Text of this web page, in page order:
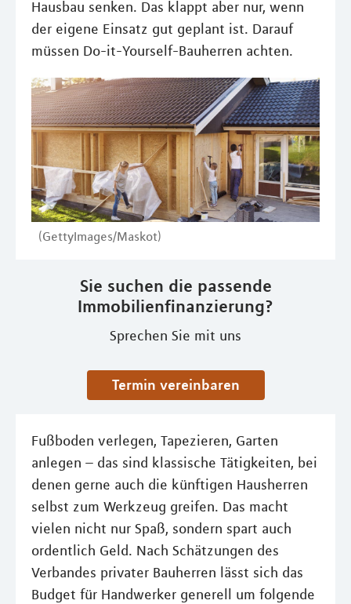
Hausbau senken. Das klappt aber nur, wenn
der eigene Einsatz gut geplant ist. Darauf
müssen Do-it-Yourself-Bauherren achten.
(GettyImages/Maskot)
Sie suchen die passende
Immobilienfinanzierung?
Sprechen Sie mit uns
Termin vereinbaren
Fußboden verlegen, Tapezieren, Garten
anlegen – das sind klassische Tätigkeiten, bei
denen gerne auch die künftigen Hausherren
selbst zum Werkzeug greifen. Das macht
vielen nicht nur Spaß, sondern spart auch
ordentlich Geld. Nach Schätzungen des
Verbandes privater Bauherren lässt sich das
Budget für Handwerker generell um folgende